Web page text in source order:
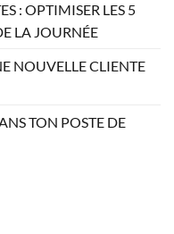
: OPTIMISER LES 5
LA JOURNÉE
NOUVELLE CLIENTE
TON POSTE DE